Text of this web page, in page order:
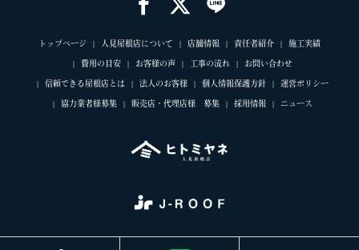
トップページ 人見屋根店について 店舗情報 責任者紹介 施工実績
費用の目安 お客様の声 工事の流れ お問い合わせ
信頼できる屋根店とは 法人のお客様 個人情報保護方針 運営ポリシー
協力業者様募集 販売店・代理店様 募集 採用情報 ニュース